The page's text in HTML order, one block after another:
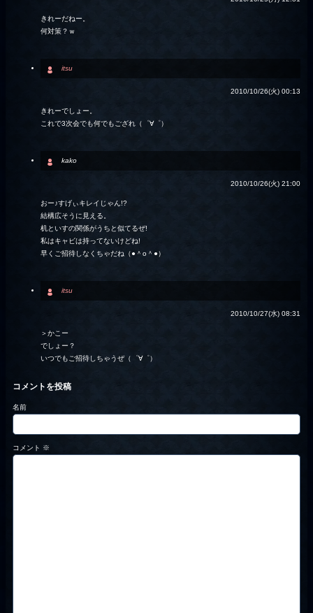
きれーだねー。
何対策？ｗ
itsu
2010/10/26(火) 00:13
きれーでしょー。
これで3次会でも何でもござれ（゜∀゜）
kako
2010/10/26(火) 21:00
おー♪すげぃキレイじゃん!?
結構広そうに見える。
机といすの関係がうちと似てるぜ!
私はキャビは持ってないけどね!
早くご招待しなくちゃだね（●＾o＾●）
itsu
2010/10/27(水) 08:31
＞かこー
でしょー？
いつでもご招待しちゃうぜ（゜∀゜）
コメントを投稿
名前
コメント ※